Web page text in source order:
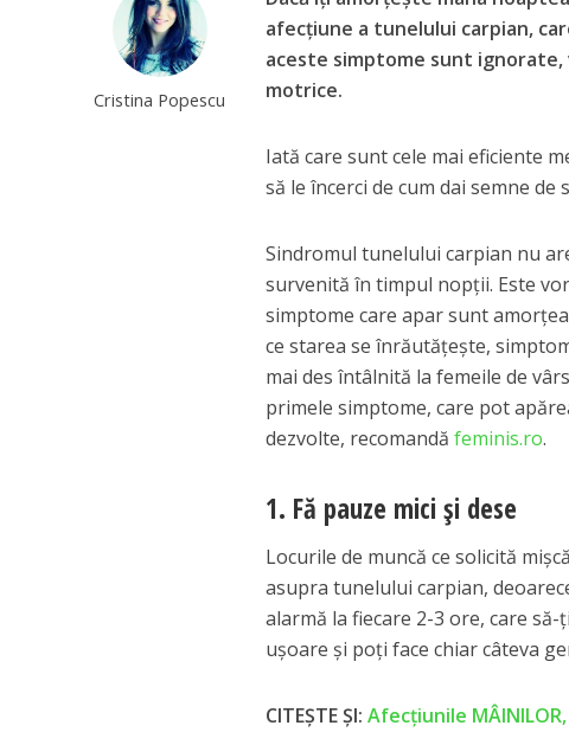
Cristina Popescu
afecțiune a tunelului carpian,
aceste simptome sunt
motrice.
Iată care sunt cele mai eficiente
să le încerci de cum dai semne
Sindromul tunelului carpian nu
survenită în timpul nopții. Este
simptome care apar sunt
ce starea se înrăutățește,
mai des întâlnită la femeile de
primele simptome, care pot
dezvolte, recomandăfeminis.ro.
1. Fă pauze mici și dese
Locurile de muncă ce solicită
asupra tunelului carpian,
alarmă la fiecare 2-3 ore, care
ușoare și poți face chiar câteva
CITEȘTE ȘI:Afecțiunile